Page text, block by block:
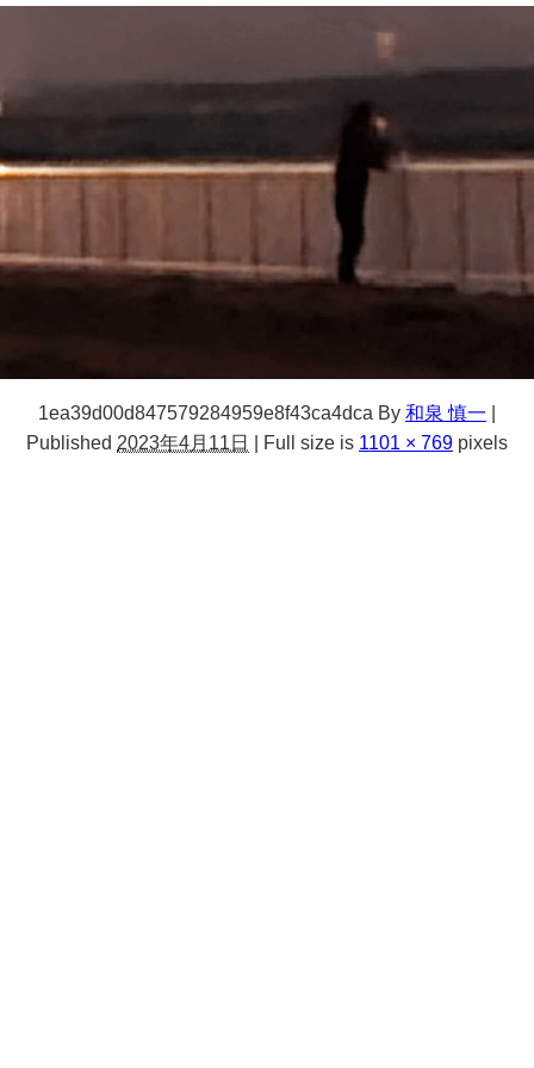
1ea39d00d847579284959e8f43ca4dca By 和泉 慎一
Published 2023年4月11日 Full size is 1101 × 769 pixels